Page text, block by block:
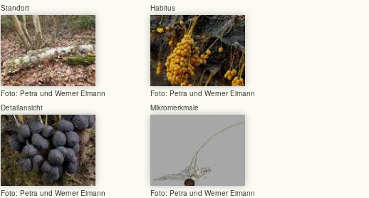
Standort
Foto: Petra und Werner Eimann
Habitus
Foto: Petra und Werner Eimann
Detailansicht
Foto: Petra und Werner Eimann
Mikromerkmale
Foto: Petra und Werner Eimann